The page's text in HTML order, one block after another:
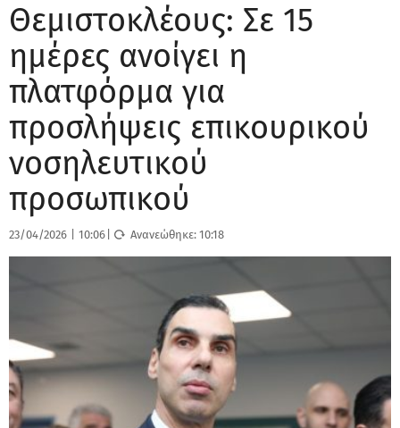
Θεμιστοκλέους: Σε 15
ημέρες ανοίγει η
πλατφόρμα για
προσλήψεις επικουρικού
νοσηλευτικού
προσωπικού
23/04/2026 10:06 Ανανεώθηκε:10:18